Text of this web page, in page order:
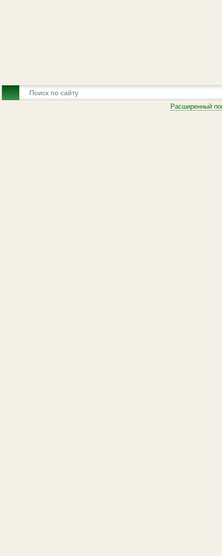
Расширенный